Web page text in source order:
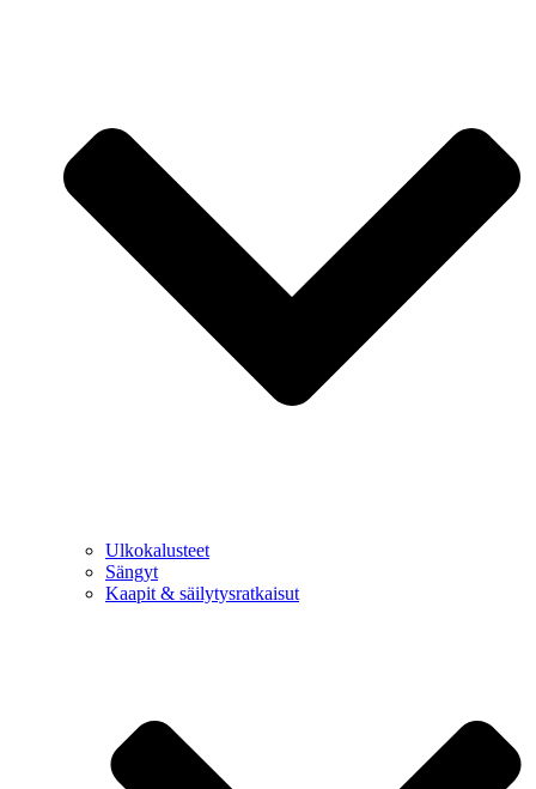
Ulkokalusteet
Sängyt
Kaapit & säilytysratkaisut